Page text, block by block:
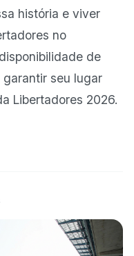
história e viver
no
de
garantir seu lugar
Libertadores 2026.